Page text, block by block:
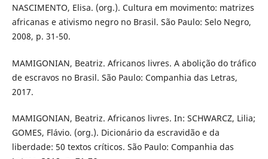
NASCIMENTO, Elisa. (org.). Cultura em movimento: matrizes
africanas e ativismo negro no Brasil. São Paulo: Selo Negro,
2008, p. 31-50.
MAMIGONIAN, Beatriz. Africanos livres. A abolição do tráfico
de escravos no Brasil. São Paulo: Companhia das Letras,
2017.
MAMIGONIAN, Beatriz. Africanos livres. In: SCHWARCZ, Lilia;
GOMES, Flávio. (org.). Dicionário da escravidão e da
liberdade: 50 textos críticos. São Paulo: Companhia das